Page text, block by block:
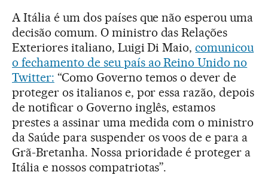
A Itália é um dos países que não esperou uma
decisão comum. O ministro das Relações
Exteriores italiano, Luigi Di Maio,comunicou
o fechamento de seu país ao Reino Unido no
Twitter: “Como Governo temos o dever de
proteger os italianos e, por essa razão, depois
de notificar o Governo inglês, estamos
prestes a assinar uma medida com o ministro
da Saúde para suspender os voos de e para a
Grã-Bretanha. Nossa prioridade é proteger a
Itália e nossos compatriotas”.